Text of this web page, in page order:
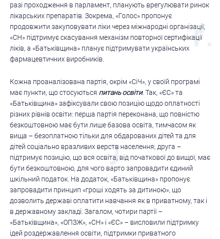
разі проходження в парламент, планують врегулювати ринок
лікарських препаратів. Зокрема, «Голос» пропонує
продовжити закуповувати ліки через міжнародні організації,
«СН» підтримує скасування механізм повторної сертифікації
ліків, а «Батьківщина» планує підтримувати українських
фармацевтичних виробників.
Кожна проаналізована партія, окрім «СіЧ», у своїй програмі
має пункти, що стосуються питань освіти. Так, «ЄС» та
«Батьківщина» зафіксували свою позицію щодо оплатності
різних рівнів освіти: перша партія переконана, що повністю
безкоштовною має бути лише базова освіта, тимчасом як
вища – безоплатною тільки для обдарованих дітей та для
дітей соціально вразливих верств населення; друга –
підтримує позицію, що вся освіта, від початкової до вищої, має
бути безкоштовною, для чого варто запровадити єдиний
шкільний податок. На додаток, «Батьківщина» пропонує
запровадити принцип «гроші ходять за дитиною», що
дозволить державі оплатити навчання як в приватному, так і
в державному закладі. Загалом, чотири партії –
«Батьківщина», «ОПЗЖ», «СН» і «ЄС» – висловили підтримку
ідей роздержавлення освіти, підтримки приватного